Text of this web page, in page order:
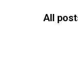
All